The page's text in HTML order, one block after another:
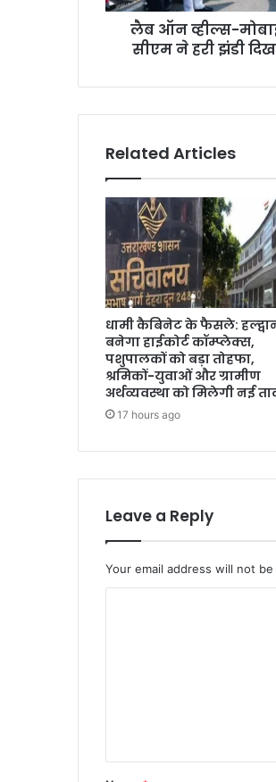
लैब ऑन व्हील्स-
सीएम ने हरी झंडी
Related Articles
धामी कैबिनेट के फैसले:
बनेगा हाईकोर्ट कॉम्प्लेक्स,
पशुपालकों को बड़ा तोहफा,
श्रमिकों-युवाओं और ग्रामीण
अर्थव्यवस्था को मिलेगी नई
17 hours ago
Leave a Reply
Your email address will not
t